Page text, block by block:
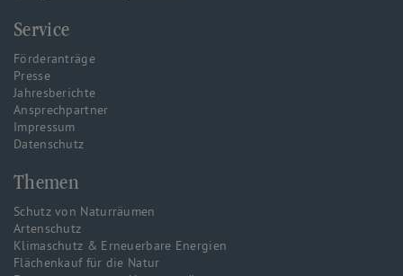
Service
Förderanträge
Presse
Jahresberichte
Ansprechpartner
Impressum
Datenschutz
Themen
Schutz von Naturräumen
Artenschutz
Klimaschutz & Erneuerbare Energien
Flächenkauf für die Natur